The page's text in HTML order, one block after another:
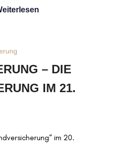
– DIE
IM 21.
im 20.